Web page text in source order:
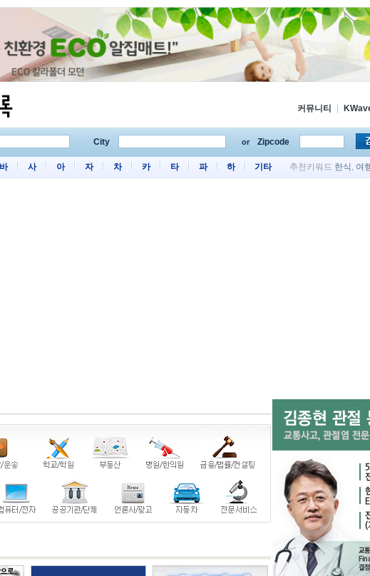
커뮤니티
City or Zipcode
바 사 아 자 차 카 타 파 하 기타 추천키워드 한식 , 여